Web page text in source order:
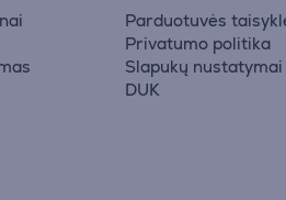
Parduotuvės
Privatumo politika
Slapukų nustatymai
DUK